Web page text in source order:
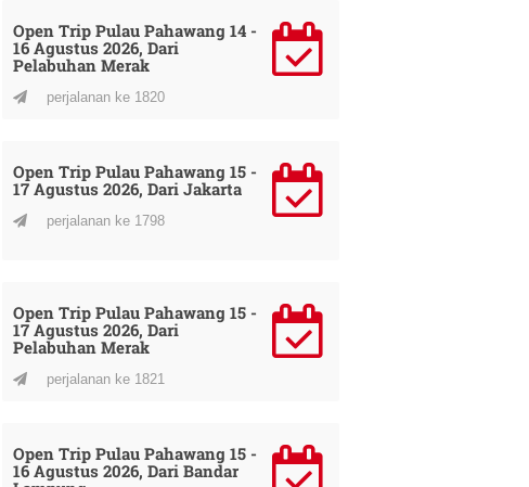
Open Trip Pulau Pahawang 14 -
16 Agustus 2026, Dari
Pelabuhan Merak
perjalanan ke 1820
Open Trip Pulau Pahawang 15 -
17 Agustus 2026, Dari Jakarta
perjalanan ke 1798
Open Trip Pulau Pahawang 15 -
17 Agustus 2026, Dari
Pelabuhan Merak
perjalanan ke 1821
Open Trip Pulau Pahawang 15 -
16 Agustus 2026, Dari Bandar